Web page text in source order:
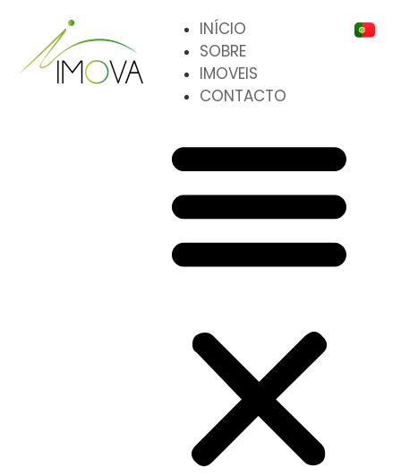
INÍCIO
SOBRE
IMOVEIS
CONTACTO